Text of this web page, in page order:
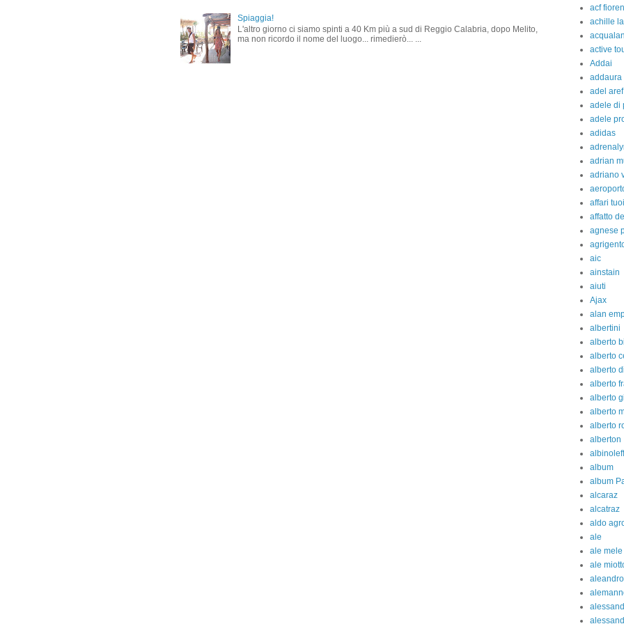
Spiaggia!
L'altro giorno ci siamo spinti a 40 Km più a sud di Reggio Calabria, dopo Melito,
ma non ricordo il nome del luogo... rimedierò... ...
acf
achille
active
Addai
addaura
adel aref
adele di
adele
adidas
adrian
adriano
affari tuoi
affatto
agnese
aic
ainstain
aiuti
Ajax
alan
albertini
alberto
alberto
alberto
alberto
alberto
alberto
alberto
alberton
album
album
alcaraz
alcatraz
aldo
ale
ale mele
ale